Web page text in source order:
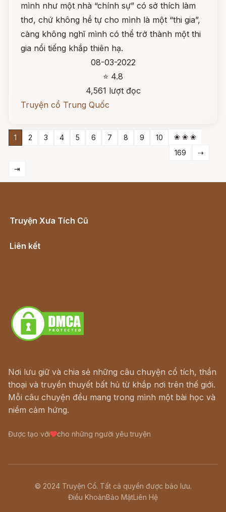
mình như một nhà “chính sự” có sở thích làm
thơ, chứ không hề tự cho mình là một “thi gia”,
càng không nghĩ mình có thể trở thành một thi
gia nổi tiếng khắp thiên hạ.
08-03-2022
⭐ 4.8
4,561 lượt đọc
Truyện cổ Trung Quốc
1 2 3 4 5 6 7 8 9 10
❀ ❀ ❀
169
⇢
⇥
Truyện Xưa Tích Cũ
Liên kết
Nơi lưu giữ và chia sẻ những câu chuyện cổ tích, thần
thoại và truyền thuyết bất hủ từ khắp nơi trên thế giới.
Mỗi câu chuyện đều mang trong mình một bài học và
niềm cảm hứng.
Được tạo với cho những người yêu truyện
© 2024 Truyện Cổ. Tất cả quyền được bảo lưu.
Điều KhoảnBảo MậtLiên Hệ